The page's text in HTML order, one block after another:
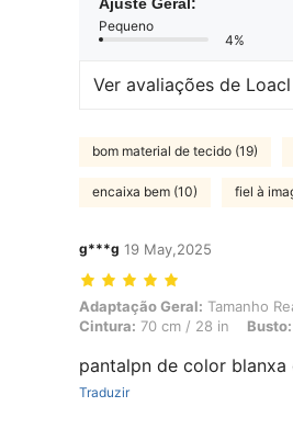
Pequeno
4%
Ver avaliações de Loacl
bom material de tecido (19)
encaixa bem (10) fiel à
g***g 19 May,2025
Adaptação Geral: Tamanho Real,
Adaptação Geral: Tamanho
Cintura: 70 cm / 28 in Busto:
pantalpn de color blanxa
Traduzir